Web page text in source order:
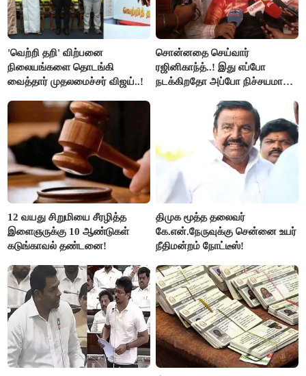
'வெற்றி தறி' விற்பனை
நிலையங்களை தொடங்கி
வைத்தார் முதலமைச்சர் விஜய்..!
சொன்னதை செய்வார்
ரஜினிகாந்த்..! இது எப்போ
நடக்கிறதோ அப்போ நிச்சயமாக
ரஜினிகாந்த்..!
12 வயது சிறுமியை சீரழித்த
இளைஞருக்கு 10 ஆண்டுகள்
கடுங்காவல் தண்டனை!
திமுக மூத்த தலைவர்
கே.என்.நேருவுக்கு சென்னை உயர்
நீதிமன்றம் நோட்டீஸ்!